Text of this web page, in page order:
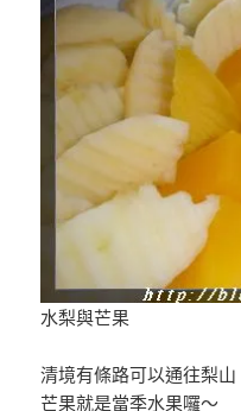
水梨與芒果
清境有條路可以通往梨
芒果就是當季水果囉～